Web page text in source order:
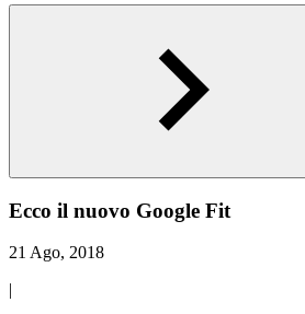
Ecco il nuovo Google Fit
21 Ago, 2018
|